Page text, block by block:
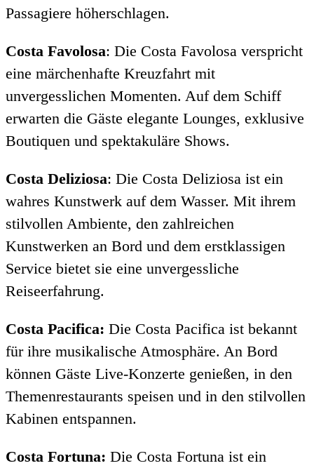
Passagiere höherschlagen.
Costa Favolosa: Die Costa Favolosa verspricht
eine märchenhafte Kreuzfahrt mit
unvergesslichen Momenten. Auf dem Schiff
erwarten die Gäste elegante Lounges, exklusive
Boutiquen und spektakuläre Shows.
Costa Deliziosa: Die Costa Deliziosa ist ein
wahres Kunstwerk auf dem Wasser. Mit ihrem
stilvollen Ambiente, den zahlreichen
Kunstwerken an Bord und dem erstklassigen
Service bietet sie eine unvergessliche
Reiseerfahrung.
Costa Pacifica: Die Costa Pacifica ist bekannt
für ihre musikalische Atmosphäre. An Bord
können Gäste Live-Konzerte genießen, in den
Themenrestaurants speisen und in den stilvollen
Kabinen entspannen.
Costa Fortuna: Die Costa Fortuna ist ein